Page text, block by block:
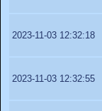
2023-11-03 12:32:18
2023-11-03 12:32:55